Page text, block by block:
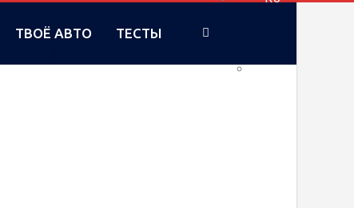
UA
ТВОЁ АВТО ТЕСТЫ